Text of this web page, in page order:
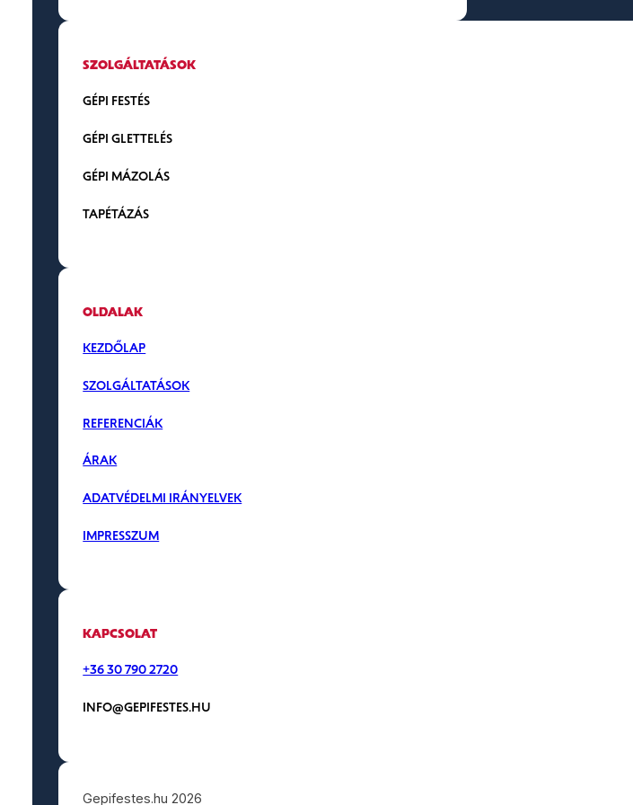
SZOLGÁLTATÁSOK
GÉPI FESTÉS
GÉPI GLETTELÉS
GÉPI MÁZOLÁS
TAPÉTÁZÁS
OLDALAK
KEZDŐLAP
SZOLGÁLTATÁSOK
REFERENCIÁK
ÁRAK
ADATVÉDELMI IRÁNYELVEK
IMPRESSZUM
KAPCSOLAT
+36 30 790 2720
INFO@GEPIFESTES.HU
Gepifestes.hu 2026